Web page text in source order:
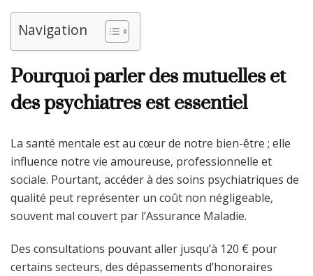
Navigation
Pourquoi parler des mutuelles et
des psychiatres est essentiel
La santé mentale est au cœur de notre bien-être ; elle
influence notre vie amoureuse, professionnelle et
sociale. Pourtant, accéder à des soins psychiatriques de
qualité peut représenter un coût non négligeable,
souvent mal couvert par l’Assurance Maladie.
Des consultations pouvant aller jusqu’à 120 € pour
certains secteurs, des dépassements d’honoraires